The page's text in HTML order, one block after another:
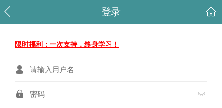
登录
限时福利：一次支持，终身学习！